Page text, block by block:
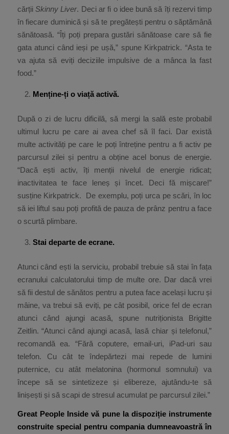
cărții Skinny Liver. Deci ar fi o idee bună să îți rezervi timp
în fiecare duminică și să te pregătești pentru o săptămână
sănătoasă. “Îți poți prepara gustări sănătoase care să fie
gata atunci când ieși pe ușă,” spune Kirkpatrick. “Asta te
va ajuta să eviți deciziile impulsive de a mânca la fast
food.”
Menține-ți o viață activă.
După o zi de lucru dificilă, să mergi la sală este probabil
ultimul lucru pe care ai avea chef să îl faci. Dar există
multe activități pe care le poți întreține pentru a fi activ pe
parcursul zilei și pentru a obține acel bonus de energie.
“Dacă ești activ, îți menții nivelul de energie ridicat;
inactivitatea te face leneș și încet. Deci fă mișcare!”
susține Kirkpatrick. De exemplu, poți urca pe scări, în loc
să iei liftul sau poți profită de pauza de prânz pentru a face
o scurtă plimbare.
Stai departe de ecrane.
Atunci când ești la serviciu, probabil trebuie să stai în fața
ecranului calculatorului timp de multe ore. Dar dacă vrei
să fii destul de sănătos pentru a putea face același lucru și
mâine, va trebui să eviți, pe cât posibil, orice fel de ecran
atunci când ajungi acasă, spune nutriționista Brigitte
Zeitlin. “Atunci când ajungi acasă, lasă chiar și telefonul,”
recomandă ea. “Fără coputere, email-uri, iPad-uri sau
telefon. Cu cât te îndepărtezi mai repede de lumini
puternice, cu atât melatonina (hormonul somnului) va
începe să se sintetizeze și elibereze, ajutându-te să
linișești și să scapi de stresul acumulat pe parcursul zilei.”
Great People Inside vă pune la dispoziție instrumente
construite special pentru compania dumneavoastră în